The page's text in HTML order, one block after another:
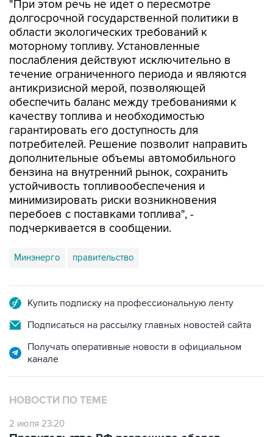
"При этом речь не идет о пересмотре
долгосрочной государственной политики в
области экологических требований к
моторному топливу. Установленные
послабления действуют исключительно в
течение ограниченного периода и являются
антикризисной мерой, позволяющей
обеспечить баланс между требованиями к
качеству топлива и необходимостью
гарантировать его доступность для
потребителей. Решение позволит направить
дополнительные объемы автомобильного
бензина на внутренний рынок, сохранить
устойчивость топливообеспечения и
минимизировать риски возникновения
перебоев с поставками топлива", -
подчеркивается в сообщении.
Минэнерго правительство
Купить подписку на профессиональную ленту
Подписаться на рассылку главных новостей сайта
Получать оперативные новости в официальном
канале
НОВОСТИ ПО ТЕМЕ
2 июля 23:20